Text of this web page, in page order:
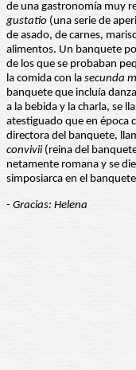
de una gastronomía muy
gustatio (una serie de
de asado, de carnes,
alimentos. Un banquete
de los que se probaban
la comida con la secunda
banquete que incluía
a la bebida y la charla, se
atestiguado que en época
directora del banquete,
convivii(reina del
netamente romana y se
simposiarca en el
- Gracias: Helena